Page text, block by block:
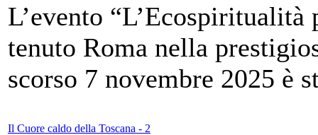
L’evento
tenuto Roma nella
scorso 7 novembre 2025 è
Il Cuore caldo della Toscana - 2